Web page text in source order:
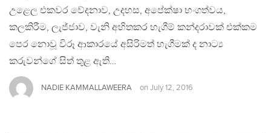
උළෙල එකවර වේදනාව, උදහස, අපේක්ෂා භංගත්වය,
කලකිරීම, ලැජ්ජාව, වැනි අහිතකර හැගීම් කන්දරාවක් එක්කම
පෙර නොවූ විරූ ආකාරයේ අසිරිමත් හැගීමක් ද නාට්‍ය
කරුවන්ගේ සිත් තුළ ඇති…
NADIE KAMMALLAWEERA on July 12, 2016